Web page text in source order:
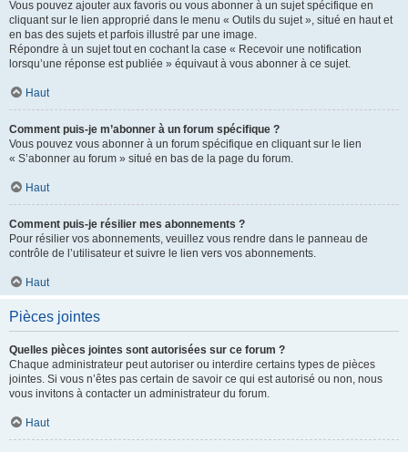
Vous pouvez ajouter aux favoris ou vous abonner à un sujet spécifique en
cliquant sur le lien approprié dans le menu « Outils du sujet », situé en haut et
en bas des sujets et parfois illustré par une image.
Répondre à un sujet tout en cochant la case « Recevoir une notification
lorsqu’une réponse est publiée » équivaut à vous abonner à ce sujet.
Haut
Comment puis-je m’abonner à un forum spécifique ?
Vous pouvez vous abonner à un forum spécifique en cliquant sur le lien
« S’abonner au forum » situé en bas de la page du forum.
Haut
Comment puis-je résilier mes abonnements ?
Pour résilier vos abonnements, veuillez vous rendre dans le panneau de
contrôle de l’utilisateur et suivre le lien vers vos abonnements.
Haut
Pièces jointes
Quelles pièces jointes sont autorisées sur ce forum ?
Chaque administrateur peut autoriser ou interdire certains types de pièces
jointes. Si vous n’êtes pas certain de savoir ce qui est autorisé ou non, nous
vous invitons à contacter un administrateur du forum.
Haut